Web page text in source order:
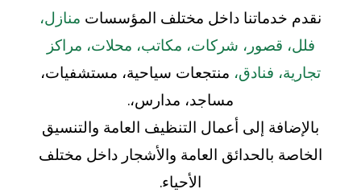
نقدم خدماتنا داخل مختلف المؤسسات منازل،
فلل، قصور، شركات، مكاتب، محلات، مراكز
تجارية، فنادق، منتجعات سياحية، مستشفيات،
مساجد، مدارس،.
بالإضافة إلى أعمال التنظيف العامة والتنسيق
الخاصة بالحدائق العامة والأشجار داخل مختلف
الأحياء.